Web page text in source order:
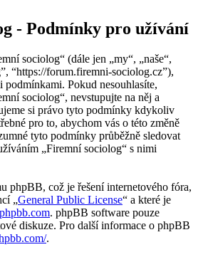
- Podmínky pro užívání
sociolog“ (dále jen „my“, „naše“,
“https://forum.firemni-sociolog.cz”),
podmínkami. Pokud nesouhlasíte,
sociolog“, nevstupujte na něj a
si právo tyto podmínky kdykoliv
pro to, abychom vás o této změně
tyto podmínky průběžně sledovat
„Firemní sociolog“ s nimi
phpBB, což je řešení internetového fóra,
„General Public License“ a které je
. phpBB software pouze
diskuze. Pro další informace o phpBB
.